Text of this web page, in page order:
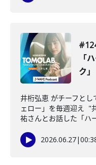
「
ク」
井桁弘恵 がチーフと
ェロー」を毎週迎え "
祐さんとお話した「ハ
2026.06.27|